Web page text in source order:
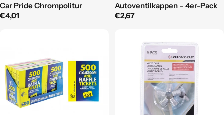
Car Pride Chrompolitur
Regulärer
€4,01
Autoventilkappen – 4er-Pack
Regulärer
€2,67